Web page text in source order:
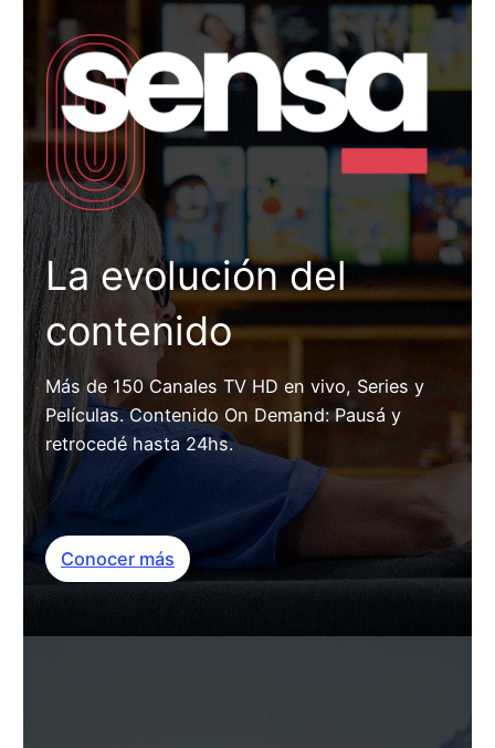
La evolución del
contenido
Más de 150 Canales TV HD en vivo, Series y
Películas. Contenido On Demand: Pausá y
retrocedé hasta 24hs.
Conocer más